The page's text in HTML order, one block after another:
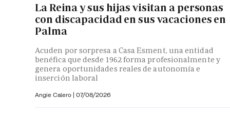
La Reina y sus hijas visitan a personas
con discapacidad en sus vacaciones en
Palma
Acuden por sorpresa a Casa Esment, una entidad
benéfica que desde 1962 forma profesionalmente y
genera oportunidades reales de autonomía e
inserción laboral
Angie Calero | 07/08/2026